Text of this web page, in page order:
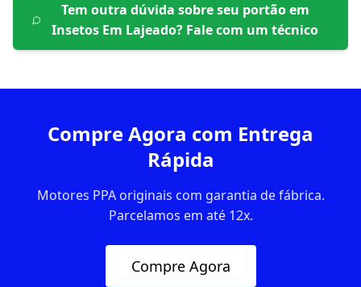
Tem outra dúvida sobre seu portão em
Insetos Em Lajeado? Fale com um técnico
Compre Agora com Entrega
Rápida
Motores PPA originais com garantia de fábrica.
Parcelamos em até 12x.
Compre Agora